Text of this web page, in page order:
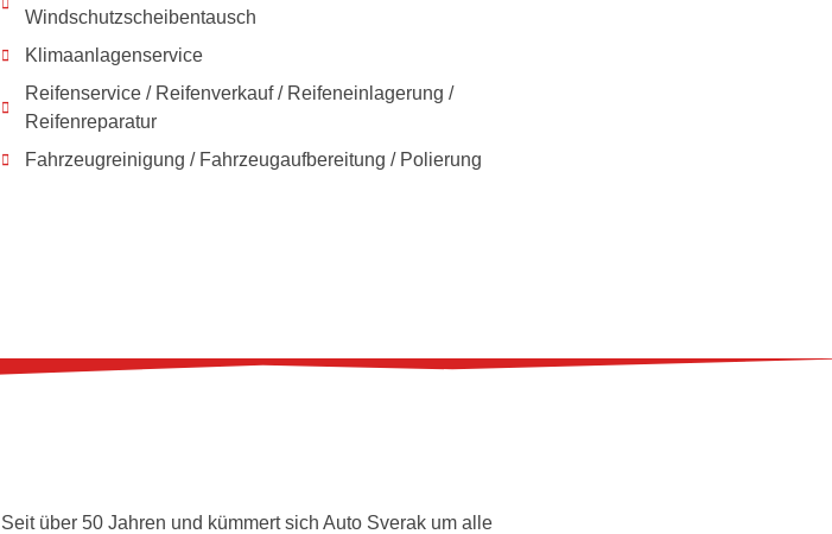
Windschutzscheibentausch
Klimaanlagenservice
Reifenservice / Reifenverkauf / Reifeneinlagerung /
Reifenreparatur
Fahrzeugreinigung / Fahrzeugaufbereitung / Polierung
Seit über 50 Jahren und kümmert sich Auto Sverak um alle